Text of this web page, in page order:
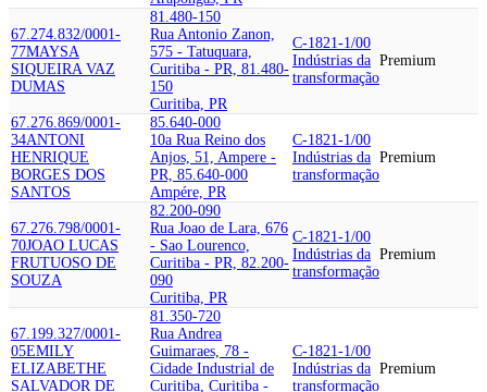
67.274.832/0001-
77MAYSA
SIQUEIRA VAZ
DUMAS
81.480-150
Rua Antonio Zanon,
575 - Tatuquara,
Curitiba - PR, 81.480-
150
Curitiba, PR
C-1821-1/00
Indústrias da
transformação
Premium
67.276.869/0001-
34ANTONI
HENRIQUE
BORGES DOS
SANTOS
85.640-000
10a Rua Reino dos
Anjos, 51, Ampere -
PR, 85.640-000
Ampére, PR
C-1821-1/00
Indústrias da
transformação
Premium
67.276.798/0001-
70JOAO LUCAS
FRUTUOSO DE
SOUZA
82.200-090
Rua Joao de Lara, 676
- Sao Lourenco,
Curitiba - PR, 82.200-
090
Curitiba, PR
C-1821-1/00
Indústrias da
transformação
Premium
67.199.327/0001-
05EMILY
ELIZABETHE
SALVADOR DE
81.350-720
Rua Andrea
Guimaraes, 78 -
Cidade Industrial de
Curitiba, Curitiba -
C-1821-1/00
Indústrias da
transformação
Premium